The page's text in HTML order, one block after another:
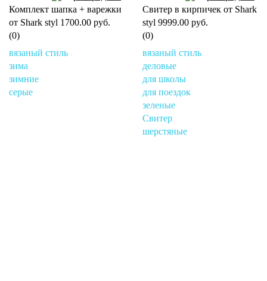
Комплект шапка + варежки
от Shark styl 1700.00 руб.
(0)
вязаный стиль
зима
зимние
серые
Свитер в кирпичек от Shark
styl 9999.00 руб.
(0)
вязаный стиль
деловые
для школы
для поездок
зеленые
Свитер
шерстяные